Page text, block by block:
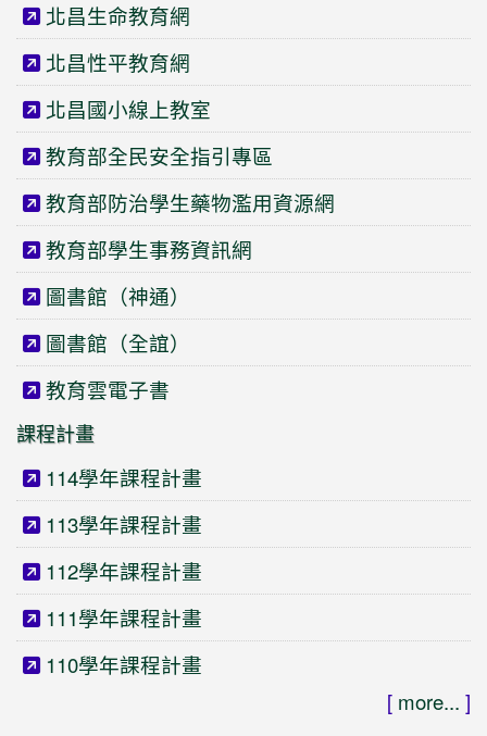
北昌生命教育網
北昌性平教育網
北昌國小線上教室
教育部全民安全指引專區
教育部防治學生藥物濫用資源網
教育部學生事務資訊網
圖書館（神通）
圖書館（全誼）
教育雲電子書
課程計畫
114學年課程計畫
113學年課程計畫
112學年課程計畫
111學年課程計畫
110學年課程計畫
[ more... ]